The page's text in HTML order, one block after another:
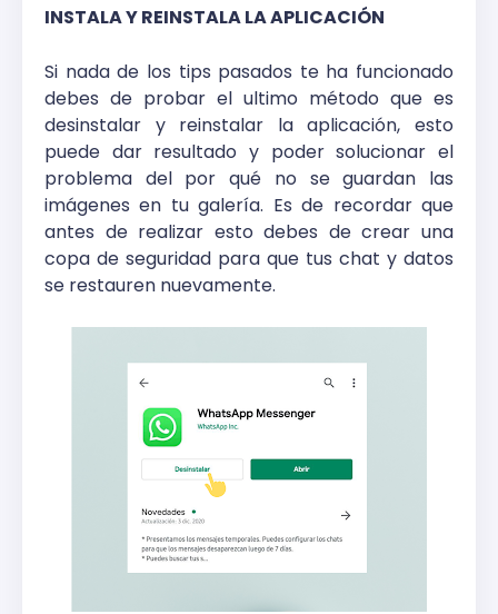
INSTALA Y REINSTALA LA APLICACIÓN
Si nada de los tips pasados te ha funcionado
debes de probar el ultimo método que es
desinstalar y reinstalar la aplicación, esto
puede dar resultado y poder solucionar el
problema del por qué no se guardan las
imágenes en tu galería. Es de recordar que
antes de realizar esto debes de crear una
copa de seguridad para que tus chat y datos
se restauren nuevamente.